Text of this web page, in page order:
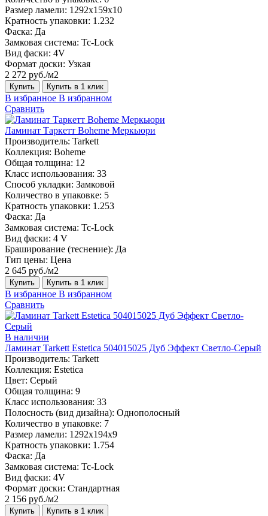
Размер ламели: 1292x159х10
Кратность упаковки: 1.232
Фаска: Да
Замковая система: Tc-Lock
Вид фаски: 4V
Формат доски: Узкая
2 272 руб./м2
Купить Купить в 1 клик
В избранное В избранном
Сравнить
Ламинат Таркетт Boheme Меркьюри
Производитель: Tarkett
Коллекция: Boheme
Общая толщина: 12
Класс использования: 33
Способ укладки: Замковой
Количество в упаковке: 5
Кратность упаковки: 1.253
Фаска: Да
Замковая система: Tc-Lock
Вид фаски: 4 V
Браширование (теснение): Да
Тип цены: Цена
2 645 руб./м2
Купить Купить в 1 клик
В избранное В избранном
Сравнить
В наличии
Ламинат Tarkett Estetica 504015025 Дуб Эффект Светло-Серый
Производитель: Tarkett
Коллекция: Estetica
Цвет: Серый
Общая толщина: 9
Класс использования: 33
Полосность (вид дизайна): Однополосный
Количество в упаковке: 7
Размер ламели: 1292х194х9
Кратность упаковки: 1.754
Фаска: Да
Замковая система: Tc-Lock
Вид фаски: 4V
Формат доски: Стандартная
2 156 руб./м2
Купить Купить в 1 клик